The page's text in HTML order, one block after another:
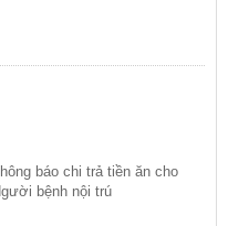
báo chi trả tiền ăn cho
bệnh nội trú